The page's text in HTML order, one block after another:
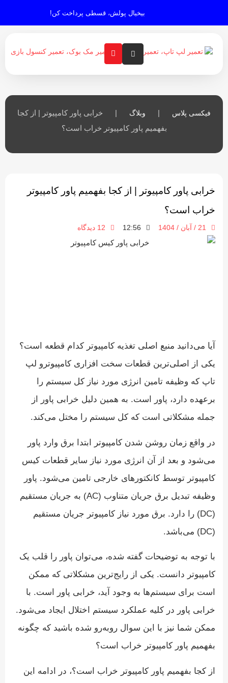
بیخیال پولش، قسطی پرداخت کن!
فیکسی پلاس | وبلاگ |
خرابی پاور کامپیوتر | از کجا
بفهمیم پاور کامپیوتر خراب است؟
خرابی پاور کامپیوتر | از کجا بفهمیم پاور کامپیوتر
خراب است؟
21 / آبان / 1404 12:56 12 دیدگاه
آیا می‌دانید منبع اصلی تغذیه کامپیوتر کدام قطعه است؟
یکی از اصلی‌ترین قطعات سخت افزاری کامپیوترو لپ
تاپ که وظیفه تامین انرژی مورد نیاز کل سیستم را
برعهده دارد، پاور است. به همین دلیل خرابی پاور از
جمله مشکلاتی است که کل سیستم را مختل می‌کند.
در واقع زمان روشن شدن کامپیوتر ابتدا برق وارد پاور
می‌شود و بعد از آن انرژی مورد نیاز سایر قطعات کیس
کامپیوتر توسط کانکتورهای خارجی تامین می‌شود. پاور
وظیفه تبدیل برق جریان متناوب (AC) به جریان مستقیم
(DC) را دارد. برق مورد نیاز کامپیوتر جریان مستقیم
(DC) می‌باشد.
با توجه به توضیحات گفته شده، می‌توان پاور را قلب یک
کامپیوتر دانست. یکی از رایج‌ترین مشکلاتی که ممکن
است برای سیستم‌ها به وجود آید، خرابی پاور است. با
خرابی پاور در کلیه عملکرد سیستم اختلال ایجاد می‌شود.
ممکن شما نیز با این سوال روبه‌رو شده باشید که چگونه
بفهمیم پاور کامپیوتر خراب است؟
از کجا بفهمیم پاور کامپیوتر خراب است؟، در ادامه این